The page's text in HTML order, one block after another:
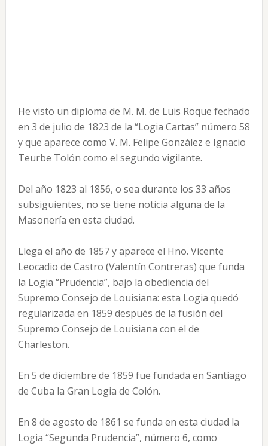
He visto un diploma de M. M. de Luis Roque fechado
en 3 de julio de 1823 de la “Logia Cartas” número 58
y que aparece como V. M. Felipe González e Ignacio
Teurbe Tolón como el segundo vigilante.
Del año 1823 al 1856, o sea durante los 33 años
subsiguientes, no se tiene noticia alguna de la
Masonería en esta ciudad.
Llega el año de 1857 y aparece el Hno. Vicente
Leocadio de Castro (Valentín Contreras) que funda
la Logia “Prudencia”, bajo la obediencia del
Supremo Consejo de Louisiana: esta Logia quedó
regularizada en 1859 después de la fusión del
Supremo Consejo de Louisiana con el de
Charleston.
En 5 de diciembre de 1859 fue fundada en Santiago
de Cuba la Gran Logia de Colón.
En 8 de agosto de 1861 se funda en esta ciudad la
Logia “Segunda Prudencia”, número 6, como